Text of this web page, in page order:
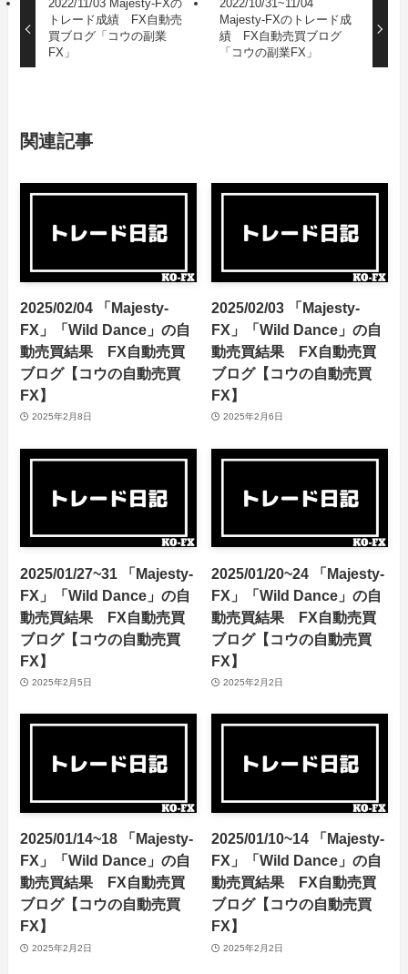
2022/11/03 Majesty-FXの
トレード成績 FX自動売
買ブログ「コウの副業
FX」
2022/10/31~11/04
Majesty-FXのトレード成
績 FX自動売買ブログ
「コウの副業FX」
関連記事
2025/02/04 「Majesty-
FX」「Wild Dance」の自
動売買結果 FX自動売買
ブログ【コウの自動売買
FX】
2025年2月8日
2025/02/03 「Majesty-
FX」「Wild Dance」の自
動売買結果 FX自動売買
ブログ【コウの自動売買
FX】
2025年2月6日
2025/01/27~31 「Majesty-
FX」「Wild Dance」の自
動売買結果 FX自動売買
ブログ【コウの自動売買
FX】
2025年2月5日
2025/01/20~24 「Majesty-
FX」「Wild Dance」の自
動売買結果 FX自動売買
ブログ【コウの自動売買
FX】
2025年2月2日
2025/01/14~18 「Majesty-
FX」「Wild Dance」の自
動売買結果 FX自動売買
ブログ【コウの自動売買
FX】
2025年2月2日
2025/01/10~14 「Majesty-
FX」「Wild Dance」の自
動売買結果 FX自動売買
ブログ【コウの自動売買
FX】
2025年2月2日